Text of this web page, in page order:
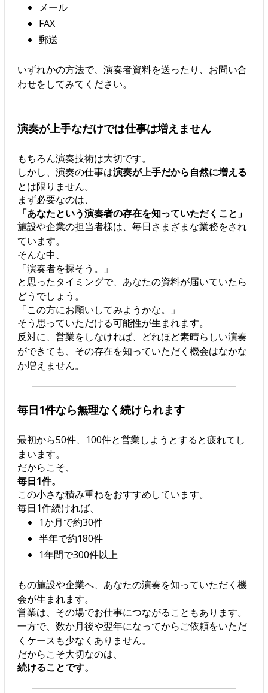
メール
FAX
郵送
いずれかの方法で、演奏者資料を送ったり、お問い合
わせをしてみてください。
演奏が上手なだけでは仕事は増えません
もちろん演奏技術は大切です。
しかし、演奏の仕事は演奏が上手だから自然に増える
とは限りません。
まず必要なのは、
「あなたという演奏者の存在を知っていただくこと」
施設や企業の担当者様は、毎日さまざまな業務をされ
ています。
そんな中、
「演奏者を探そう。」
と思ったタイミングで、あなたの資料が届いていたら
どうでしょう。
「この方にお願いしてみようかな。」
そう思っていただける可能性が生まれます。
反対に、営業をしなければ、どれほど素晴らしい演奏
ができても、その存在を知っていただく機会はなかな
か増えません。
毎日1件なら無理なく続けられます
最初から50件、100件と営業しようとすると疲れてし
まいます。
だからこそ、
毎日1件。
この小さな積み重ねをおすすめしています。
毎日1件続ければ、
1か月で約30件
半年で約180件
1年間で300件以上
もの施設や企業へ、あなたの演奏を知っていただく機
会が生まれます。
営業は、その場でお仕事につながることもあります。
一方で、数か月後や翌年になってからご依頼をいただ
くケースも少なくありません。
だからこそ大切なのは、
続けることです。